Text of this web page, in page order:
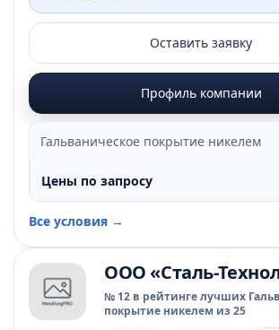
Оставить заявку
Профиль компании
Гальваническое покрытие никелем
Цены по запросу
Все условия →
ООО «Сталь-
№ 12 в рейтинге лучших
покрытие никелем из 25